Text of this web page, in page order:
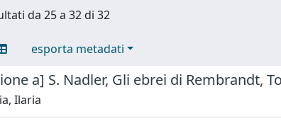
da 25 a 32 di 32
esporta metadati
a] S. Nadler, Gli ebrei di Rembrandt,
Ilaria